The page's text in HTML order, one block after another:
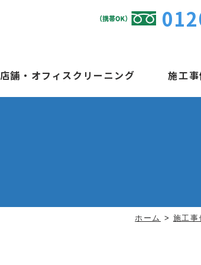
店舗・オフィスクリーニング 施工事
ホーム > 施工事